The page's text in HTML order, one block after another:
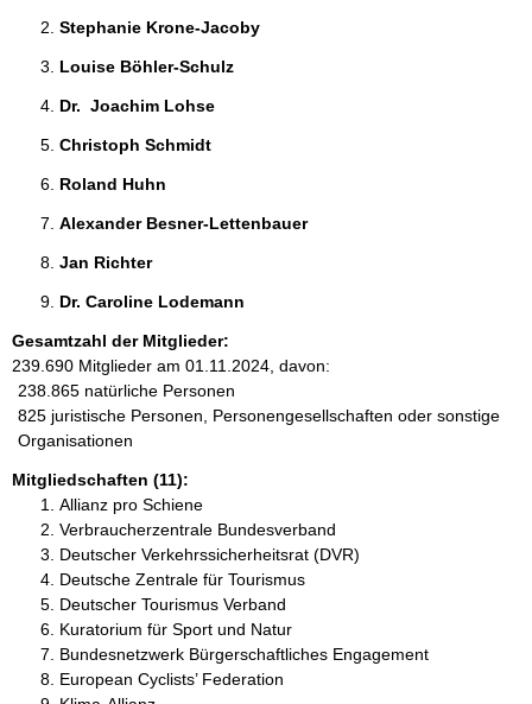
Stephanie Krone-Jacoby
Louise Böhler-Schulz
Dr.  Joachim Lohse
Christoph Schmidt
Roland Huhn
Alexander Besner-Lettenbauer
Jan Richter
Dr. Caroline Lodemann
Gesamtzahl der Mitglieder:
239.690 Mitglieder am 01.11.2024, davon:
238.865 natürliche Personen
825 juristische Personen, Personengesellschaften oder sonstige
Organisationen
Mitgliedschaften (11):
Allianz pro Schiene
Verbraucherzentrale Bundesverband
Deutscher Verkehrssicherheitsrat (DVR)
Deutsche Zentrale für Tourismus
Deutscher Tourismus Verband
Kuratorium für Sport und Natur
Bundesnetzwerk Bürgerschaftliches Engagement
European Cyclists’ Federation